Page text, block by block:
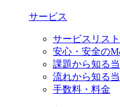
サービス
サービスリスト
安心・安全の
課題から知る
流れから知る
手数料・料金